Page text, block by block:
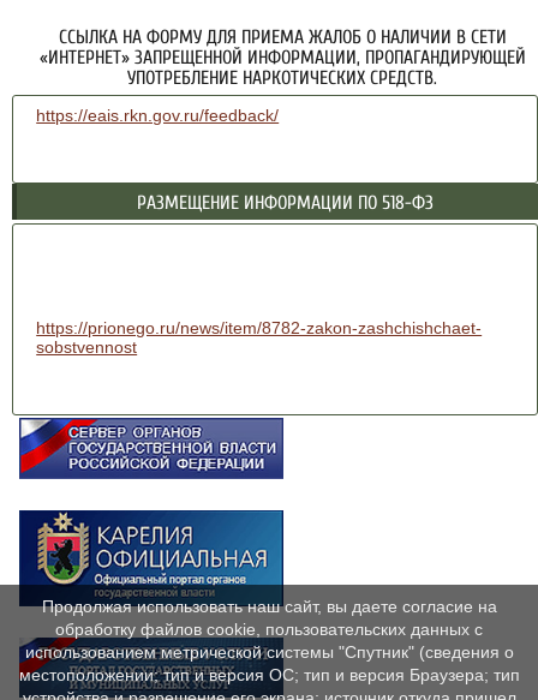
ССЫЛКА НА ФОРМУ ДЛЯ ПРИЕМА ЖАЛОБ О НАЛИЧИИ В СЕТИ
«ИНТЕРНЕТ» ЗАПРЕЩЕННОЙ ИНФОРМАЦИИ, ПРОПАГАНДИРУЮЩЕЙ
УПОТРЕБЛЕНИЕ НАРКОТИЧЕСКИХ СРЕДСТВ.
https://eais.rkn.gov.ru/feedback/
РАЗМЕЩЕНИЕ ИНФОРМАЦИИ ПО 518-ФЗ
https://prionego.ru/news/item/8782-zakon-zashchishchaet-
sobstvennost
Продолжая использовать наш сайт, вы даете согласие на
обработку файлов cookie, пользовательских данных с
использованием метрической системы "Спутник" (сведения о
местоположении; тип и версия ОС; тип и версия Браузера; тип